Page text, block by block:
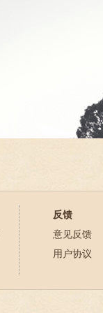
反馈
意见反馈
用户协议